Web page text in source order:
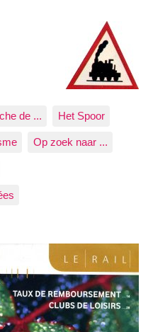
de ... Het Spoor
Op zoek naar ...